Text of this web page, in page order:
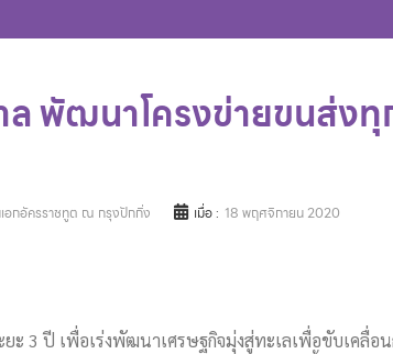
พัฒนาโครงข่ายขนส่งทุ
เอกอัครราชทูต ณ กรุงปักกิ่ง เมื่อ : 18 พฤศจิกายน 2020
ะ 3 ปี เพื่อเร่งพัฒนาเศรษฐกิจมุ่งสู่ทะเลเพื่อขับเคลื่